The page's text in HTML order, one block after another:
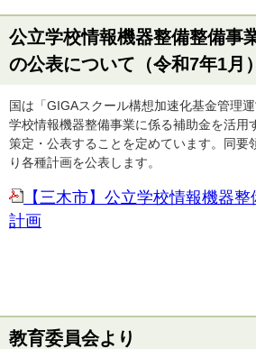
公立学校情報機器整備整備事
の公表について（令和7年1月）
国は「GIGAスクール構想加速化基金管理
学校情報機器整備事業に係る補助金を活用
策定・公表することを定めています。同要
り各種計画を公表します。
【三木市】公立学校情報機器
計画
教育委員会より